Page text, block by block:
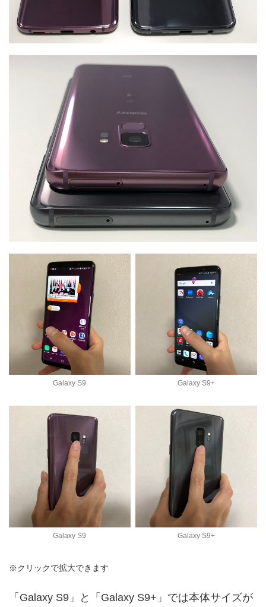
Galaxy S9 Galaxy S9+
Galaxy S9 Galaxy S9+
※クリックで拡大できます
「Galaxy S9」と「Galaxy S9+」では本体サイズが